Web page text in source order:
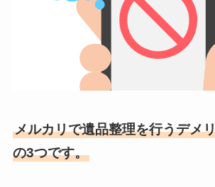
メルカリで遺品整理を行うデメ
の3つです。